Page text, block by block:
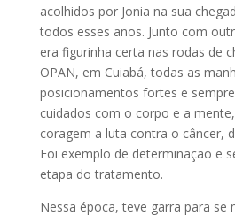
acolhidos por Jonia na sua
todos esses anos. Junto com
era figurinha certa nas rodas de
OPAN, em Cuiabá, todas as
posicionamentos fortes e
cuidados com o corpo e a
coragem a luta contra o câncer,
Foi exemplo de determinação e
etapa do tratamento.
Nessa época, teve garra para se